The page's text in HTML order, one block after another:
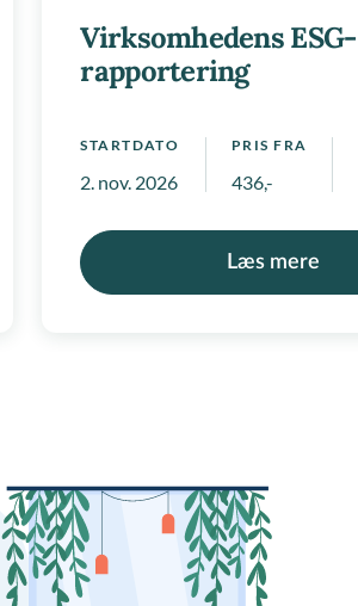
Virksomhedens ESG-
rapportering
STARTDATO
2. nov. 2026
PRIS FRA
436,-
Læs mere